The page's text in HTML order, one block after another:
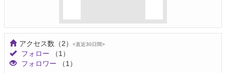
アクセス数 （2） <直近30日間>
フォロー
（1）
フォロワー
（1）